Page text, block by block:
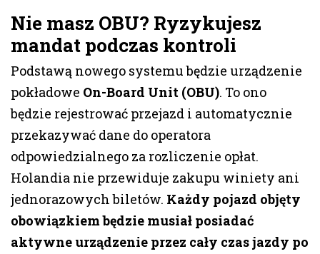
Nie masz OBU? Ryzykujesz
mandat podczas kontroli
Podstawą nowego systemu będzie urządzenie
pokładowe On-Board Unit (OBU). To ono
będzie rejestrować przejazd i automatycznie
przekazywać dane do operatora
odpowiedzialnego za rozliczenie opłat.
Holandia nie przewiduje zakupu winiety ani
jednorazowych biletów. Każdy pojazd objęty
obowiązkiem będzie musiał posiadać
aktywne urządzenie przez cały czas jazdy po